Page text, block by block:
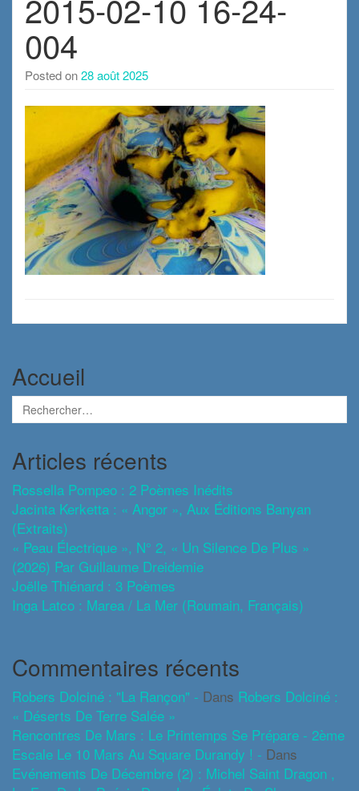
2015-02-10 16-24-
004
Posted on28 août 2025
Accueil
Articles récents
Rossella Pompeo : 2 Poèmes Inédits
Jacinta Kerketta : « Angor », Aux Éditions Banyan
(extraits)
« Peau Électrique », N° 2, « Un Silence De Plus »
(2026) Par Guillaume Dreidemie
Joëlle Thiénard : 3 Poèmes
Inga Latco : Marea / La Mer (roumain, Français)
Commentaires récents
Robers Dolciné : "La Rançon" - Dans Robers Dolciné :
« Déserts De Terre Salée »
Rencontres De Mars : Le Printemps Se Prépare - 2ème
Escale Le 10 Mars Au Square Durandy ! - Dans
Evénements De Décembre (2) : Michel Saint Dragon ,